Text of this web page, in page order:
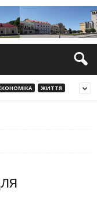
ЖИТТЯ